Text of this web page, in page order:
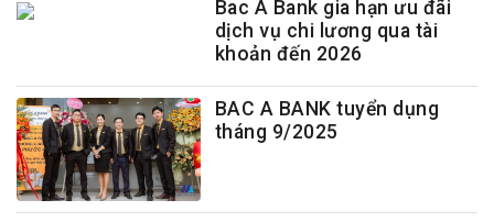
Bac A Bank gia hạn ưu đãi
dịch vụ chi lương qua tài
khoản đến 2026
BAC A BANK tuyển dụng
tháng 9/2025